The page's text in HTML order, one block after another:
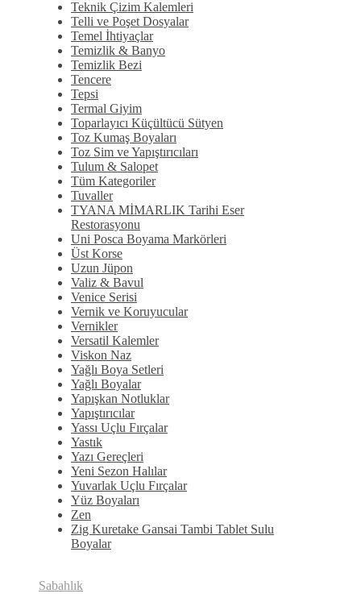
Teknik Çizim Kalemleri
Telli ve Poşet Dosyalar
Temel İhtiyaçlar
Temizlik & Banyo
Temizlik Bezi
Tencere
Tepsi
Termal Giyim
Toparlayıcı Küçültücü Sütyen
Toz Kumaş Boyaları
Toz Sim ve Yapıştırıcıları
Tulum & Salopet
Tüm Kategoriler
Tuvaller
TYANA MİMARLIK Tarihi Eser
Restorasyonu
Uni Posca Boyama Markörleri
Üst Korse
Uzun Jüpon
Valiz & Bavul
Venice Serisi
Vernik ve Koruyucular
Vernikler
Versatil Kalemler
Viskon Naz
Yağlı Boya Setleri
Yağlı Boyalar
Yapışkan Notluklar
Yapıştırıcılar
Yassı Uçlu Fırçalar
Yastık
Yazı Gereçleri
Yeni Sezon Halılar
Yuvarlak Uçlu Fırçalar
Yüz Boyaları
Zen
​Zig Kuretake Gansai Tambi Tablet Sulu
Boyalar
Sabahlık